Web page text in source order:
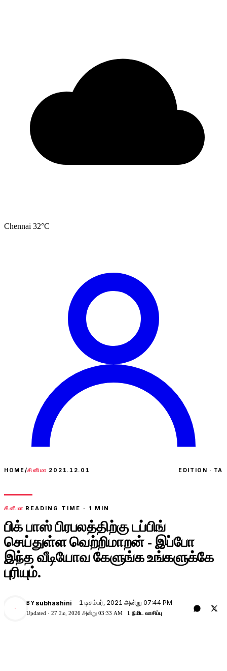
Chennai 32°C
HOME/சினிமா 2021.12.01 EDITION · TA
சினிமா READING TIME · 1 MIN
பிக் பாஸ் பிரபலத்திற்கு டப்பிங்
செய்துள்ள வெற்றிமாறன் - இப்போ
இந்த வீடியோவ கேளுங்க உங்களுக்கே
புரியும்.
BY subhashini 1 டிசம்பர், 2021 அன்று 07:44 PM
Updated · 27 மே, 2026 அன்று 03:33 AM 1 நிமிட வாசிப்பு